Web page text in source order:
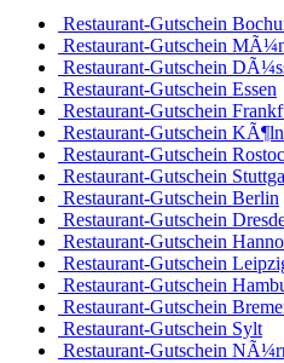
Restaurant-Gutschein
Restaurant-Gutschein
Restaurant-Gutschein
Restaurant-Gutschein Essen
Restaurant-Gutschein
Restaurant-Gutschein KÃ¶ln
Restaurant-Gutschein
Restaurant-Gutschein
Restaurant-Gutschein Berlin
Restaurant-Gutschein
Restaurant-Gutschein
Restaurant-Gutschein
Restaurant-Gutschein
Restaurant-Gutschein
Restaurant-Gutschein Sylt
Restaurant-Gutschein